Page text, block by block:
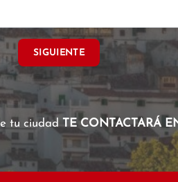
SIGUIENTE
tu ciudad TE CONTACTARÁ